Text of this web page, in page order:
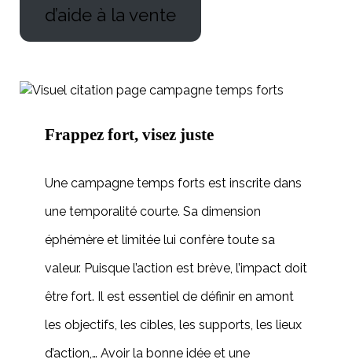
d’aide à la vente
Frappez fort, visez juste
Une campagne temps forts est inscrite dans
une temporalité courte. Sa dimension
éphémère et limitée lui confère toute sa
valeur. Puisque l’action est brève, l’impact doit
être fort. Il est essentiel de définir en amont
les objectifs, les cibles, les supports, les lieux
d’action,… Avoir la bonne idée et une